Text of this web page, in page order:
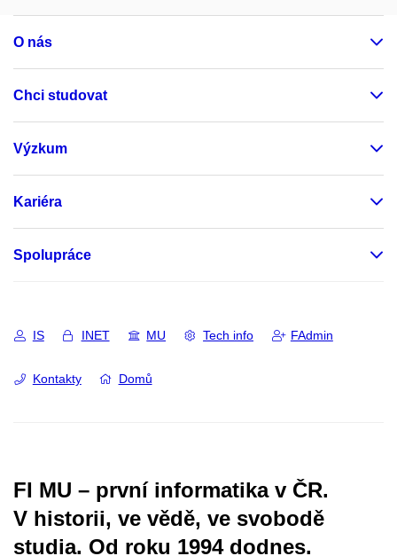
O nás
Chci studovat
Výzkum
Kariéra
Spolupráce
IS INET MU Tech info FAdmin
Kontakty Domů
FI MU – první informatika v ČR.
V historii, ve vědě, ve svobodě
studia. Od roku 1994 dodnes.